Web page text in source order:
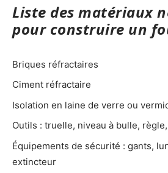
Liste des matériaux
pour construire un
Briques réfractaires
Ciment réfractaire
Isolation en laine de verre ou
Outils : truelle, niveau à bulle,
Équipements de sécurité : gants,
extincteur